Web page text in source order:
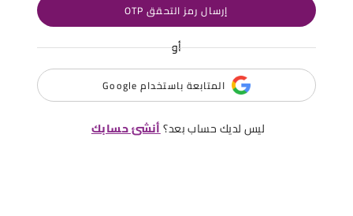
إرسال رمز التحقق OTP
أو
المتابعة باستخدام Google
ليس لديك حساب بعد؟أنشئ حسابك